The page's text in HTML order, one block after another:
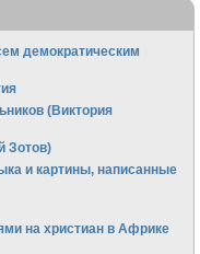
демократическим
(Виктория
Зотов)
и картины, написанные
на христиан в Африке